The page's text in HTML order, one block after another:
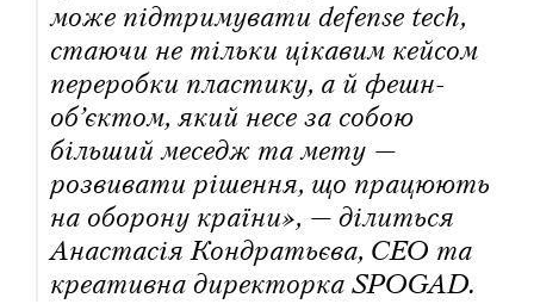
може підтримувати defense tech,
стаючи не тільки цікавим кейсом
переробки пластику, а й фешн-
об’єктом, який несе за собою
більший меседж та мету —
розвивати рішення, що працюють
на оборону країни», — ділиться
Анастасія Кондратьєва, CEO та
креативна директорка SPOGAD.